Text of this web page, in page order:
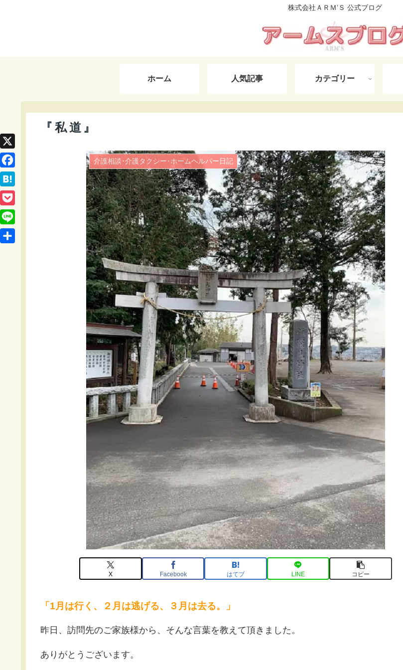
株式会社ＡＲＭ’Ｓ 公式ブログ
ホーム 人気記事 カテゴリー
『私道』
介護相談･介護タクシー･ホームヘルパー日記
X Facebook はてブ LINE コピー
「1月は行く、２月は逃げる、３月は去る。」
昨日、訪問先のご家族様から、そんな言葉を教えて頂きました。
ありがとうございます。
X
F
a
c
e
b
H
a
t
e
P
o
c
L